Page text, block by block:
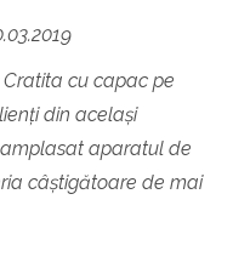
cu capac pe
din același
aparatul de
câștigătoare de mai